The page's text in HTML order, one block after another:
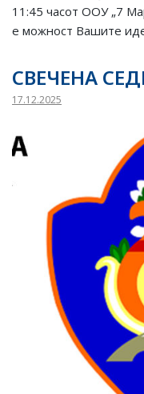
11:45 часот ООУ „7
е можност Вашите
СВЕЧЕНА
17.12.2025